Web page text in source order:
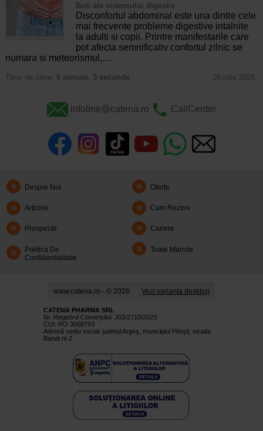
Boli ale sistemului digestiv
Disconfortul abdominal este una dintre cele
mai frecvente probleme digestive intalnite
la adulti si copii. Printre manifestarile care
pot afecta semnificativ confortul zilnic se
numara si meteorismul,…
Timp de citire: 6 minute, 3 secunde 26 iulie 2026
infoline@catena.ro CallCenter
Despre Noi Oferte
Articole Cum Rezerv
Prospecte Cariere
Politica De
Confidentialitate
Toate Marcile
www.catena.ro - © 2026 Vezi varianta desktop
CATENA PHARMA SRL
Nr. Registrul Comerţului: J03/2710/2023
CUI: RO 3008793
Adresă sediu social: judetul Argeş, municipiul Piteşti, strada
Banat nr.2